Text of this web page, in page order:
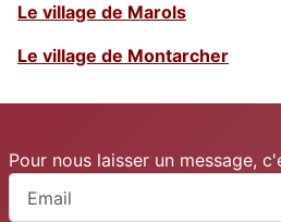
Le village de Marols
Le village de Montarcher
Pour nous laisser un message,